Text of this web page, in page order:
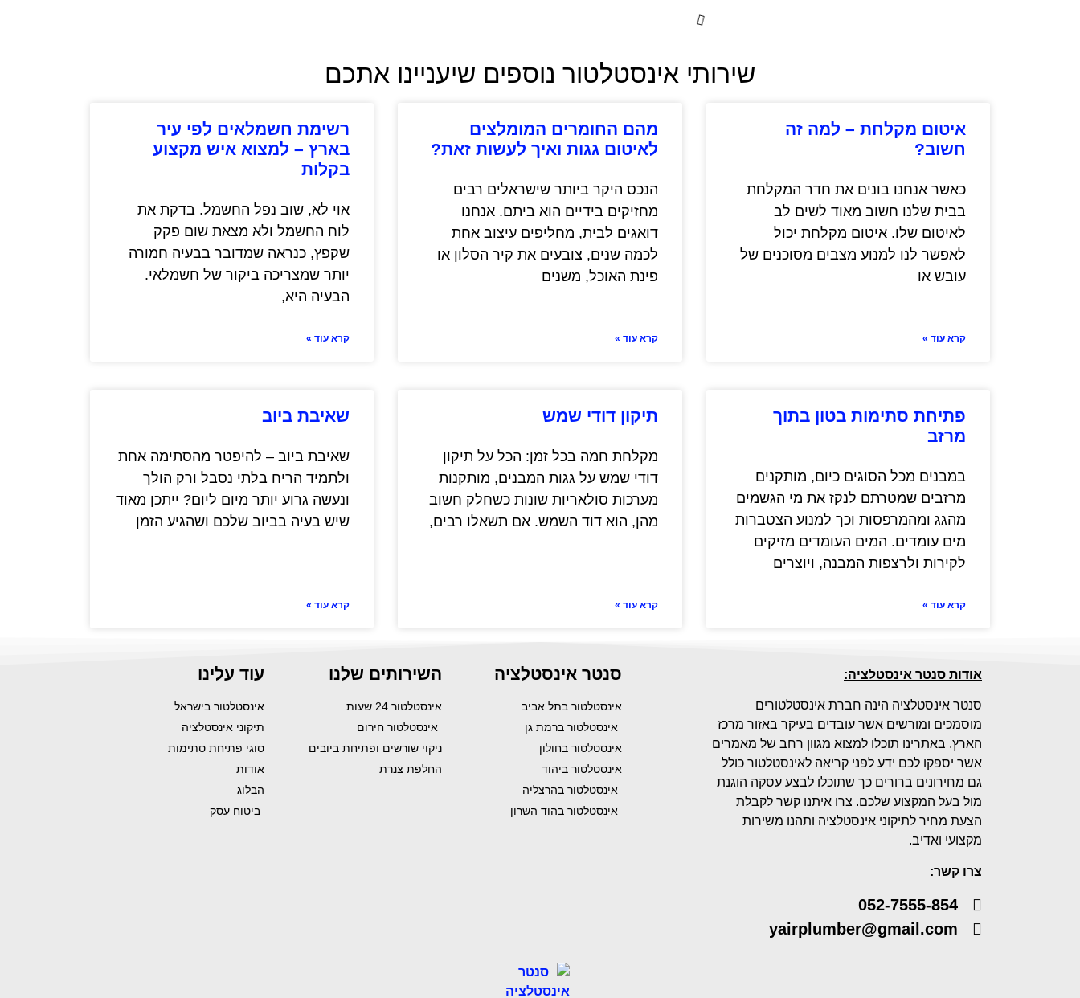
שירותי אינסטלטור נוספים שיעניינו אתכם
איטום מקלחת – למה זה
חשוב?
כאשר אנחנו בונים את חדר המקלחת
בבית שלנו חשוב מאוד לשים לב
לאיטום שלו. איטום מקלחת יכול
לאפשר לנו למנוע מצבים מסוכנים של
עובש או
קרא עוד »
מהם החומרים המומלצים
לאיטום גגות ואיך לעשות זאת?
הנכס היקר ביותר שישראלים רבים
מחזיקים בידיים הוא ביתם. אנחנו
דואגים לבית, מחליפים עיצוב אחת
לכמה שנים, צובעים את קיר הסלון או
פינת האוכל, משנים
קרא עוד »
רשימת חשמלאים לפי עיר
בארץ – למצוא איש מקצוע
בקלות
אוי לא, שוב נפל החשמל. בדקת את
לוח החשמל ולא מצאת שום פקק
שקפץ, כנראה שמדובר בבעיה חמורה
יותר שמצריכה ביקור של חשמלאי.
הבעיה היא,
קרא עוד »
פתיחת סתימות בטון בתוך
מרזב
במבנים מכל הסוגים כיום, מותקנים
מרזבים שמטרתם לנקז את מי הגשמים
מהגג ומהמרפסות וכך למנוע הצטברות
מים עומדים. המים העומדים מזיקים
לקירות ולרצפות המבנה, ויוצרים
קרא עוד »
תיקון דודי שמש
מקלחת חמה בכל זמן: הכל על תיקון
דודי שמש על גגות המבנים, מותקנות
מערכות סולאריות שונות כשחלק חשוב
מהן, הוא דוד השמש. אם תשאלו רבים,
קרא עוד »
שאיבת ביוב
שאיבת ביוב – להיפטר מהסתימה אחת
ולתמיד הריח בלתי נסבל ורק הולך
ונעשה גרוע יותר מיום ליום? ייתכן מאוד
שיש בעיה בביוב שלכם ושהגיע הזמן
קרא עוד »
אודות סנטר אינסטלציה:
סנטר אינסטלציה הינה חברת אינסטלטורים
מוסמכים ומורשים אשר עובדים בעיקר באזור מרכז
הארץ. באתרינו תוכלו למצוא מגוון רחב של מאמרים
אשר יספקו לכם ידע לפני קריאה לאינסטלטור כולל
גם מחירונים ברורים כך שתוכלו לבצע עסקה הוגנת
מול בעל המקצוע שלכם. צרו איתנו קשר לקבלת
הצעת מחיר לתיקוני אינסטלציה ותהנו משירות
מקצועי ואדיב.
צרו קשר:
052-7555-854
yairplumber@gmail.com
סנטר אינסטלציה
אינסטלטור בתל אביב
אינסטלטור ברמת גן
אינסטלטור בחולון
אינסטלטור ביהוד
אינסטלטור בהרצליה
אינסטלטור בהוד השרון
השירותים שלנו
אינסטלטור 24 שעות
אינסטלטור חירום
ניקוי שורשים ופתיחת ביובים
החלפת צנרת
עוד עלינו
אינסטלטור בישראל
תיקוני אינסטלציה
סוגי פתיחת סתימות
אודות
הבלוג
ביטוח עסק